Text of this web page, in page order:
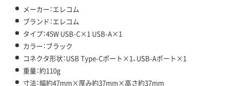
メーカー：エレコム
ブランド：エレコム
タイプ：45W USB-C×1 USB-A×1
カラー：ブラック
コネクタ形状：USB Type-Cポート×1、USB-Aポート×1
重量：約110g
寸法：幅約47mm×厚み約37mm×高さ約37mm